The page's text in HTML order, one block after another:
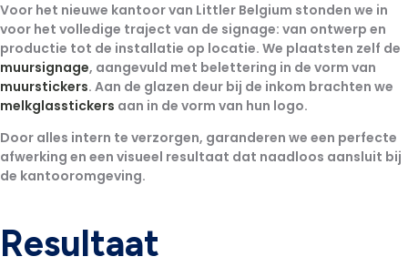
Voor het nieuwe kantoor van Littler Belgium stonden we in
voor het volledige traject van de signage: van ontwerp en
productie tot de installatie op locatie. We plaatsten zelf de
muursignage, aangevuld met belettering in de vorm van
muurstickers. Aan de glazen deur bij de inkom brachten we
melkglasstickers aan in de vorm van hun logo.
Door alles intern te verzorgen, garanderen we een perfecte
afwerking en een visueel resultaat dat naadloos aansluit bij
de kantooromgeving.
Resultaat